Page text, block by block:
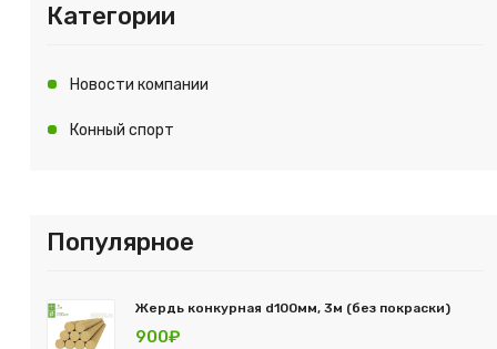
Категории
Новости компании
Конный спорт
Популярное
Жердь конкурная d100мм, 3м (без покраски)
900₽